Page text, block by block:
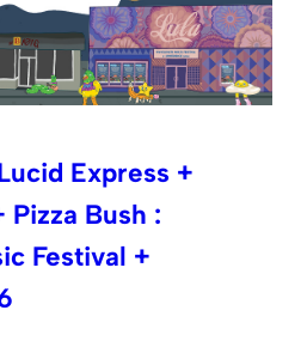
Express +
Bush :
Festival +